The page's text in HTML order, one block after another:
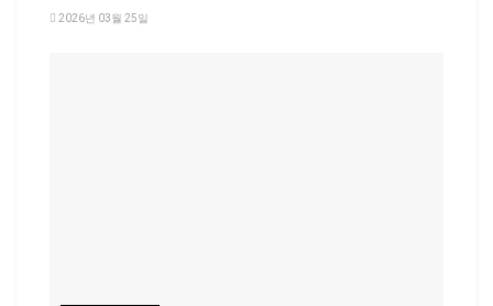
2026년 03월 25일